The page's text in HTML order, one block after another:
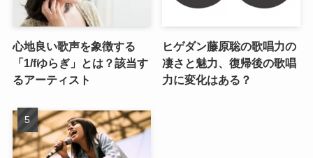
心地良い歌声を象徴する
「1/fゆらぎ」とは？該当す
るアーティスト
ヒゲダン藤原聡の歌唱力の
凄さと魅力、復帰後の歌唱
力に変化はある？